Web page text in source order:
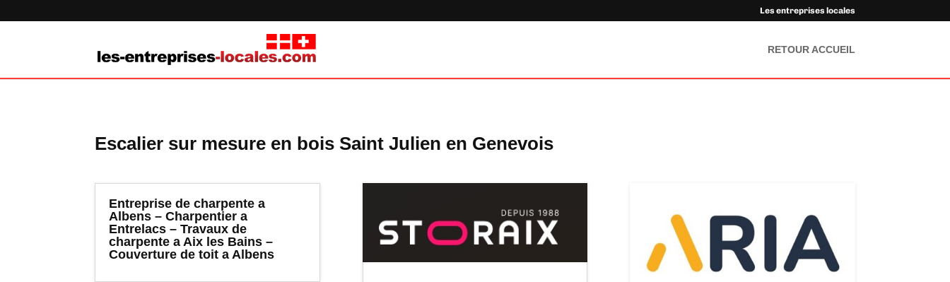
Les entreprises locales
RETOUR ACCUEIL
Escalier sur mesure en bois Saint Julien en Genevois
Entreprise de charpente a
Albens – Charpentier a
Entrelacs – Travaux de
charpente a Aix les Bains –
Couverture de toit a Albens